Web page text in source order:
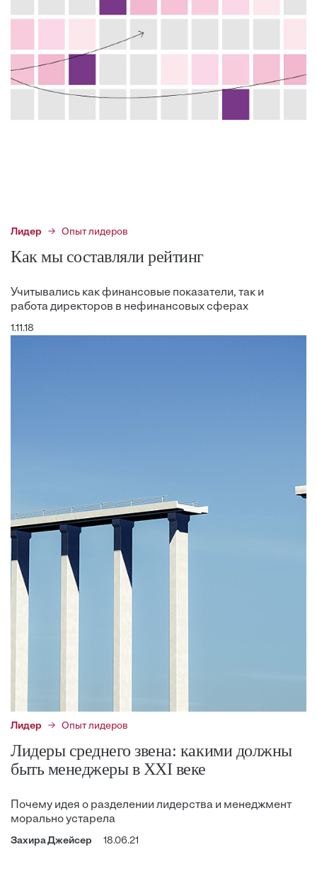
Лидер Опыт лидеров
Как мы составляли рейтинг
Учитывались как финансовые показатели, так и
работа директоров в нефинансовых сферах
1.11.18
Лидер Опыт лидеров
Лидеры среднего звена: какими должны
быть менеджеры в XXI веке
Почему идея о разделении лидерства и менеджмент
морально устарела
Захира Джейсер 18.06.21